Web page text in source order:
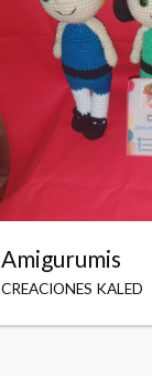
Amigurumis
CREACIONES KALED